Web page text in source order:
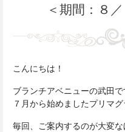
＜期間：８
こんにちは！
ブランチアベニューの武田で
７月から始めましたプリマグ
毎回、ご案内するのが大変